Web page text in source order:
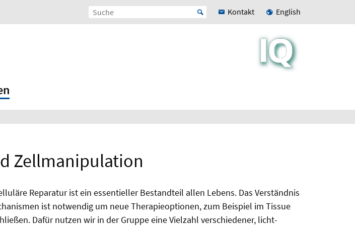
Kontakt English
Zellmanipulation
Reparatur ist ein essentieller Bestandteil allen Lebens. Das Verständnis
ist notwendig um neue Therapieoptionen, zum Beispiel im Tissue
Dafür nutzen wir in der Gruppe eine Vielzahl verschiedener, licht-